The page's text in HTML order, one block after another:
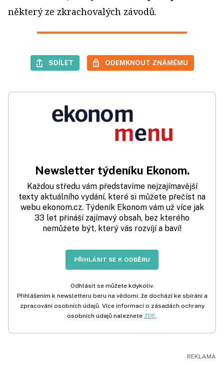
některý ze zkrachovalých závodů.
SDÍLET ODEMKNOUT ZNÁMÉMU
Newsletter týdeníku Ekonom.
Každou středu vám představíme nejzajímavější
texty aktuálního vydání, které si můžete přečíst na
webu ekonom.cz. Týdeník Ekonom vám už více jak
33 let přináší zajímavý obsah, bez kterého
nemůžete být, který vás rozvíjí a baví!
PŘIHLÁSIT SE K ODBĚRU
Odhlásit se můžete kdykoliv.
Přihlášením k newsletteru beru na vědomí, že dochází ke sbírání a
zpracování osobních údajů. Více informací o zásadách ochrany
osobních údajů naleznete ZDE.